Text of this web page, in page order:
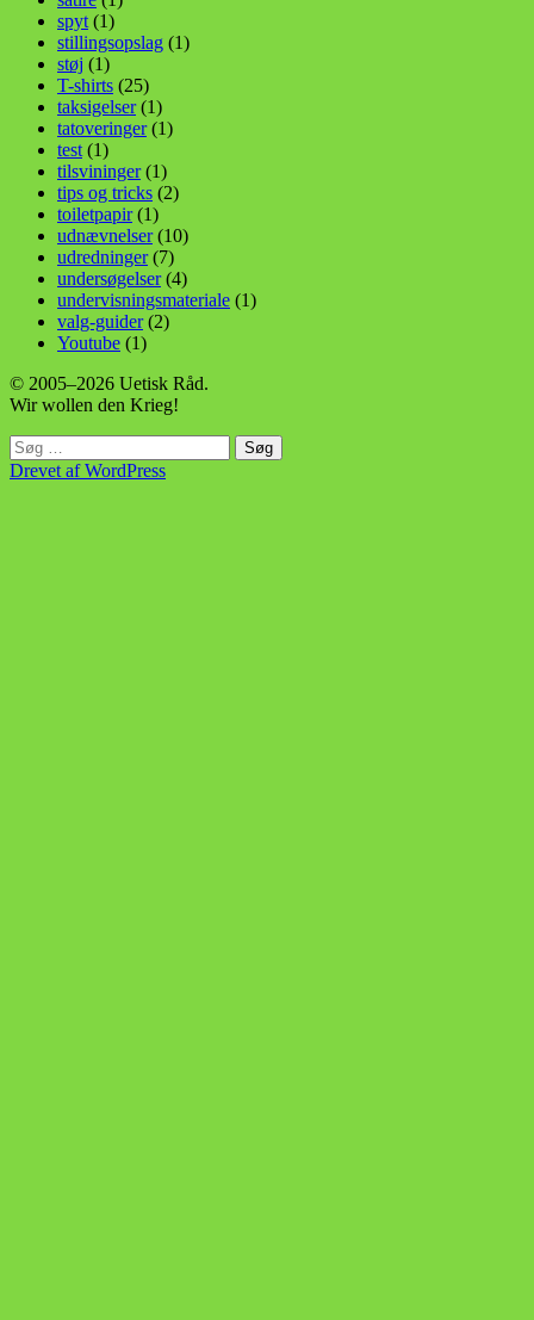
spyt (1)
stillingsopslag (1)
støj (1)
T-shirts (25)
taksigelser(1)
tatoveringer(1)
test (1)
tilsvininger(1)
tips og tricks (2)
toiletpapir(1)
udnævnelser(10)
udredninger(7)
undersøgelser(4)
undervisningsmateriale (1)
valg-guider(2)
Youtube (1)
© 2005–2026 Uetisk Råd.
Wir wollen den Krieg!
Søg
efter:
Drevet af WordPress